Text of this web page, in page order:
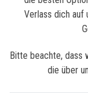
Verlass dich auf
Bitte beachte, dass
die über